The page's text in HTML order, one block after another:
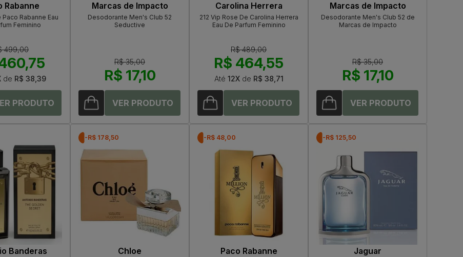
Rabanne
Rabanne Eau
Feminino
499,00
de R$ 38,39
Marcas de Impacto
Desodorante Men's Club 52
Seductive
R$ 35,00
R$ 17,10
Carolina Herrera
212 Vip Rose De Carolina Herrera
Eau De Parfum Feminino
R$ 489,00
R$ 464,55
Até 12Xde R$ 38,71
Marcas de Impacto
Desodorante Men's Club 52 de
Marcas de Impacto
R$ 35,00
R$ 17,10
Banderas
-R$ 178,50
Chloe
-R$ 48,00
Paco Rabanne
-R$ 125,50
Jaguar